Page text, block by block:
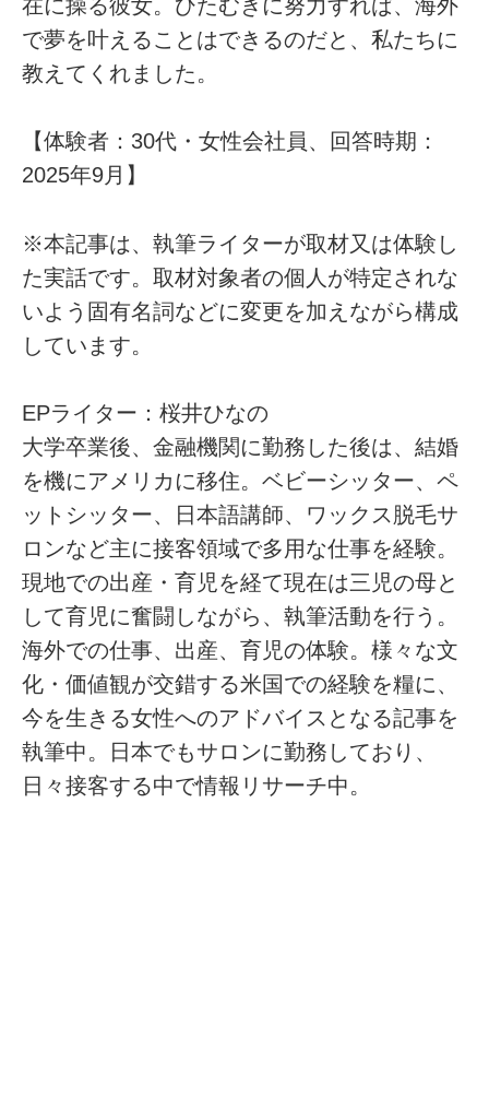
在に操る彼女。ひたむきに努力すれば、海外
で夢を叶えることはできるのだと、私たちに
教えてくれました。
【体験者：30代・女性会社員、回答時期：
2025年9月】
※本記事は、執筆ライターが取材又は体験し
た実話です。取材対象者の個人が特定されな
いよう固有名詞などに変更を加えながら構成
しています。
EPライター：桜井ひなの
大学卒業後、金融機関に勤務した後は、結婚
を機にアメリカに移住。ベビーシッター、ペ
ットシッター、日本語講師、ワックス脱毛サ
ロンなど主に接客領域で多用な仕事を経験。
現地での出産・育児を経て現在は三児の母と
して育児に奮闘しながら、執筆活動を行う。
海外での仕事、出産、育児の体験。様々な文
化・価値観が交錯する米国での経験を糧に、
今を生きる女性へのアドバイスとなる記事を
執筆中。日本でもサロンに勤務しており、
日々接客する中で情報リサーチ中。